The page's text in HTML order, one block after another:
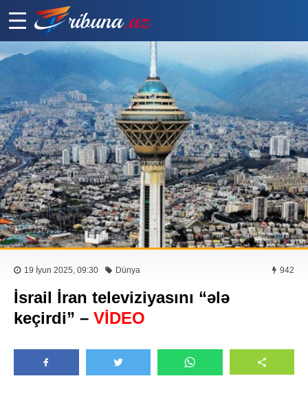
19 İyun 2025, 09:30 Dünya 942
İsrail İran televiziyasını “ələ
keçirdi” – VİDEO